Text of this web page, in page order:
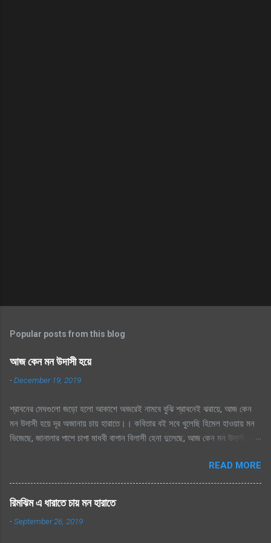
Popular posts from this blog
আজ কেন মন উদাসী হয়ে
-December 19, 2019
শ্রাবনের মেঘগুলো জড়ো হলো আকাশে অজরেই নামবে বুঝি শ্রাবনেই ঝরায়ে, আজ কেন
মন উদাসী হয়ে দূর অজানায় চায় হারাতে।। কবিতার বই সবে খুলেছি হিমেল হাওয়ায় মন
ভিজেছে, জানালার পাশে চাপা মাধবী বাগান বিলাসী হেনা দুলেছে, আজ কেন মন উদাসী হয়ে
হাসের জলকেলী পথিকের পায়ে হাটা থেমেছে, আজ কেন মন উদাসী হয়ে দূর অজানায় চায়
হারাতে, শ্রাবনের মেঘগুলো জড়ো হলো আকাশে অঝরে নামবে বুঝি শ্রাবনেই ঝরায়ে, আজ
কেন মন উদাসী হয়ে দূর অজানায় চায় হারাতে
READ MORE
রিমঝিম এ ধারাতে চায় মন হারাতে
-September 26, 2019